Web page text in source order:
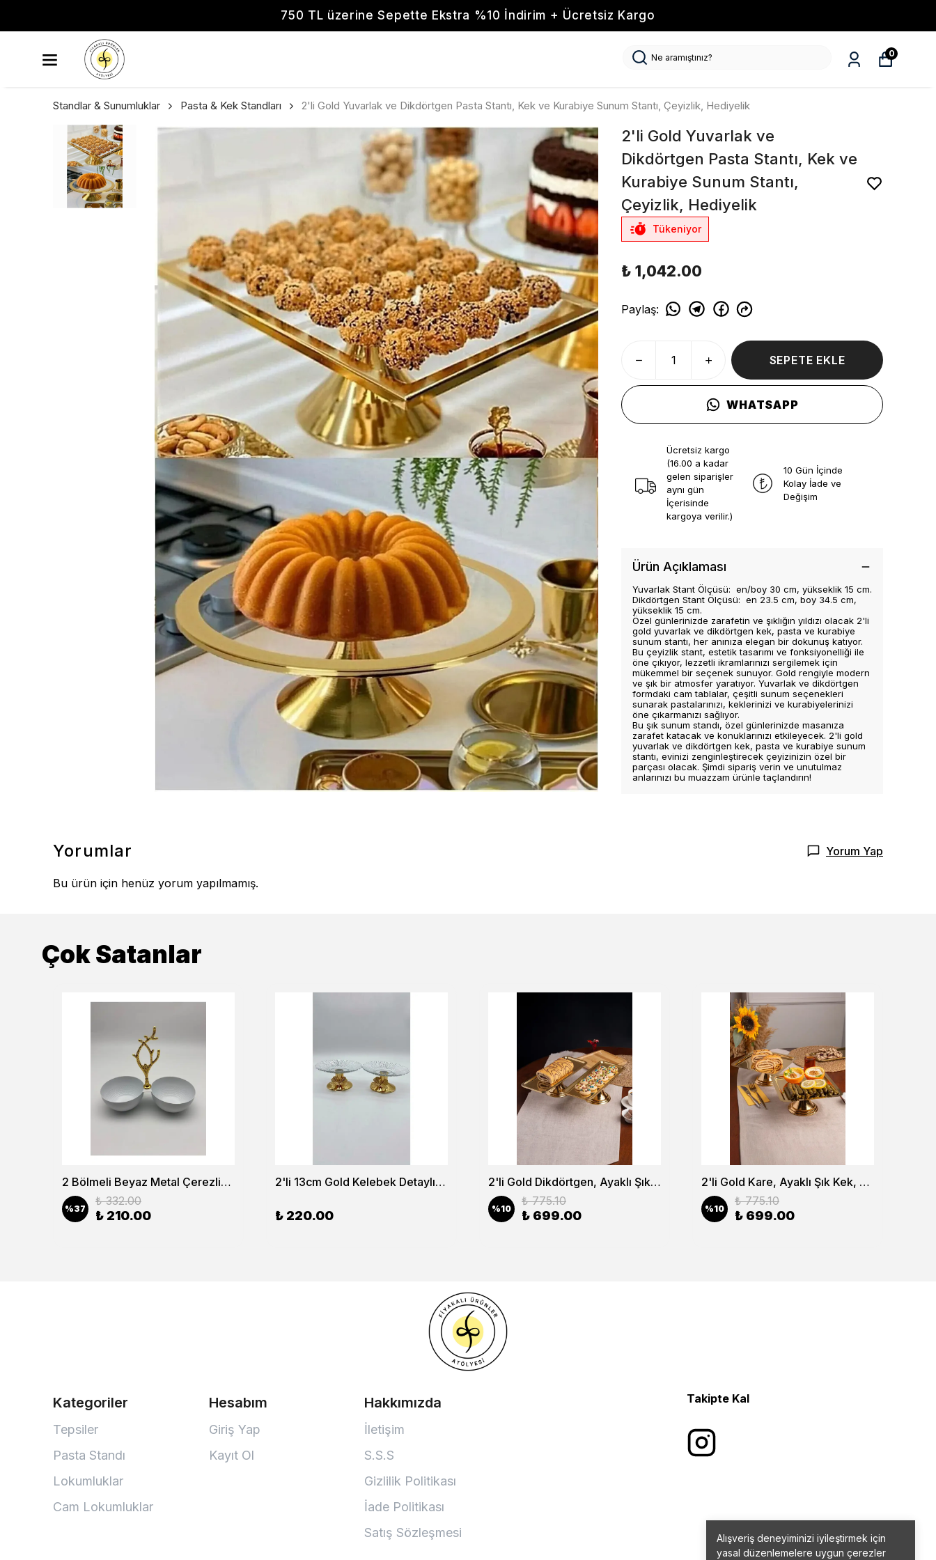
750 TL üzerine Sepette Ekstra %10 İndirim + Ücretsiz Kargo
0
Alışveriş deneyiminizi iyileştirmek için
yasal düzenlemelere uygun çerezler
Standlar & Sunumluklar Pasta & Kek Standları 2'li Gold Yuvarlak ve Dikdörtgen Pasta Stantı, Kek ve Kurabiye Sunum Stantı, Çeyizlik, Hediyelik
2'li Gold Yuvarlak ve
Dikdörtgen Pasta Stantı, Kek ve
Kurabiye Sunum Stantı,
Çeyizlik, Hediyelik
Tükeniyor
₺ 1,042.00
Paylaş:
SEPETE EKLE
WHATSAPP
Ücretsiz kargo
(16.00 a kadar
gelen siparişler
aynı gün
İçerisinde
kargoya verilir.)
10 Gün İçinde
Kolay İade ve
Değişim
Ürün Açıklaması
Yuvarlak Stant Ölçüsü: en/boy 30 cm, yükseklik 15 cm.
Dikdörtgen Stant Ölçüsü: en 23.5 cm, boy 34.5 cm,
yükseklik 15 cm.
Özel günlerinizde zarafetin ve şıklığın yıldızı olacak 2'li
gold yuvarlak ve dikdörtgen kek, pasta ve kurabiye
sunum stantı, her anınıza elegan bir dokunuş katıyor.
Bu çeyizlik stant, estetik tasarımı ve fonksiyonelliği ile
öne çıkıyor, lezzetli ikramlarınızı sergilemek için
mükemmel bir seçenek sunuyor. Gold rengiyle modern
ve şık bir atmosfer yaratıyor. Yuvarlak ve dikdörtgen
formdaki cam tablalar, çeşitli sunum seçenekleri
sunarak pastalarınızı, keklerinizi ve kurabiyelerinizi
öne çıkarmanızı sağlıyor.
Bu şık sunum standı, özel günlerinizde masanıza
zarafet katacak ve konuklarınızı etkileyecek. 2'li gold
yuvarlak ve dikdörtgen kek, pasta ve kurabiye sunum
stantı, evinizi zenginleştirecek çeyizinizin özel bir
parçası olacak. Şimdi sipariş verin ve unutulmaz
anlarınızı bu muazzam ürünle taçlandırın!
Yorumlar Yorum Yap
Bu ürün için henüz yorum yapılmamış.
Çok Satanlar
2 Bölmeli Beyaz Metal Çerezlik, Altın Dallı Çerez Tabağı
%37
₺ 332.00
₺ 210.00
2'li 13cm Gold Kelebek Detaylı Metal Ayaklı Cam Lokumluk , Sunumluk , Şekerlik, Çerezlik
₺ 220.00
2'li Gold Dikdörtgen, Ayaklı Şık Kek, Pasta, Kurabiye ve Tatlı Servis Sunum Standı
%10
₺ 775.10
₺ 699.00
2'li Gold Kare, Ayaklı Şık Kek, Pasta, Kurabiye ve Tatlı Servis Sunum Standı
%10
₺ 775.10
₺ 699.00
Kategoriler
Tepsiler
Pasta Standı
Lokumluklar
Cam Lokumluklar
Hesabım
Giriş Yap
Kayıt Ol
Hakkımızda
İletişim
S.S.S
Gizlilik Politikası
İade Politikası
Satış Sözleşmesi
Takipte Kal